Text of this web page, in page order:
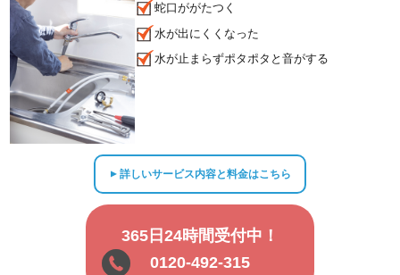
蛇口ががたつく
水が出にくくなった
水が止まらずポタポタと音がする
▲詳しいサービス内容と料金はこちら
365日24時間受付中！
0120-492-315